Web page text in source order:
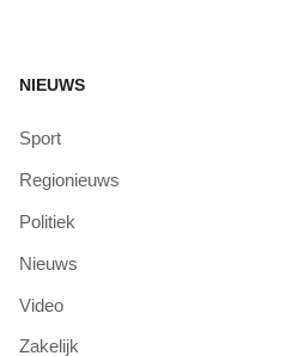
NIEUWS
Sport
Regionieuws
Politiek
Nieuws
Video
Zakelijk